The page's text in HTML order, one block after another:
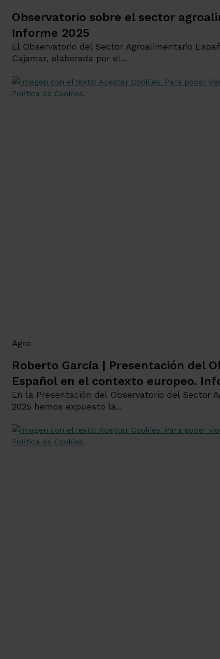
Observatorio sobre el sector
Informe 2025
El Observatorio del Sector Agroalimentario
Cajamar, elaborada por el...
Agro
Roberto García | Presentación del
Español en el contexto europeo.
En la Presentación del Observatorio del Sector
2025 hemos expuesto la...